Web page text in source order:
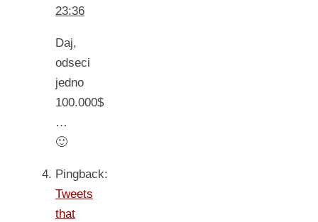
23:36
Daj,
odseci
jedno
100.000$
…
🙂
Pingback:
Tweets
that